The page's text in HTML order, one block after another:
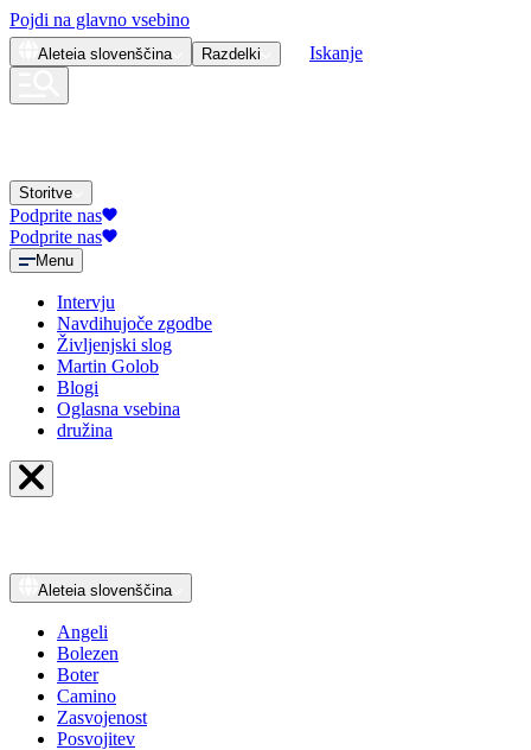
Pojdi na glavno vsebino
Aleteia slovenščina Razdelki Iskanje
Storitve
Podprite nas
Podprite nas
Menu
Intervju
Navdihujoče zgodbe
Življenjski slog
Martin Golob
Blogi
Oglasna vsebina
družina
Aleteia slovenščina
Angeli
Bolezen
Boter
Camino
Zasvojenost
Posvojitev